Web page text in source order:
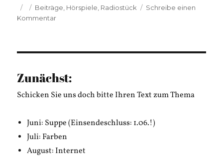
Veröffentlicht
am
Kategorien
Beiträge Hörspiele Radiostück
Schreibe einen
Kommentarzu
Zunächst:
Schicken Sie uns doch bitte Ihren Text zum Thema
Juni: Suppe (Einsendeschluss: 1.06.!)
Juli: Farben
August: Internet